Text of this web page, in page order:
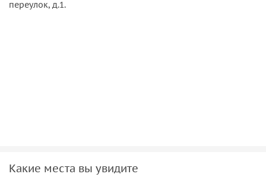
камышом. Что почти буквально передаёт значение
переулок, д.1.
Какие места вы увидите